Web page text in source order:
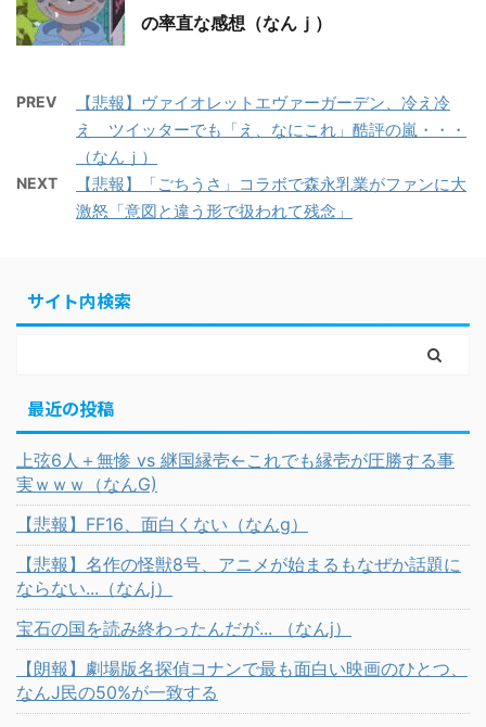
の率直な感想（なんｊ）
PREV
【悲報】ヴァイオレットエヴァーガーデン、冷え冷
え ツイッターでも「え、なにこれ」酷評の嵐・・・
（なんｊ）
NEXT
【悲報】「ごちうさ」コラボで森永乳業がファンに大
激怒「意図と違う形で扱われて残念」
サイト内検索
最近の投稿
上弦6人＋無惨 vs 継国縁壱←これでも縁壱が圧勝する事
実ｗｗｗ（なんG)
【悲報】FF16、面白くない（なんg）
【悲報】名作の怪獣8号、アニメが始まるもなぜか話題に
ならない...（なんj）
宝石の国を読み終わったんだが... （なんj）
【朗報】劇場版名探偵コナンで最も面白い映画のひとつ、
なんJ民の50%が一致する